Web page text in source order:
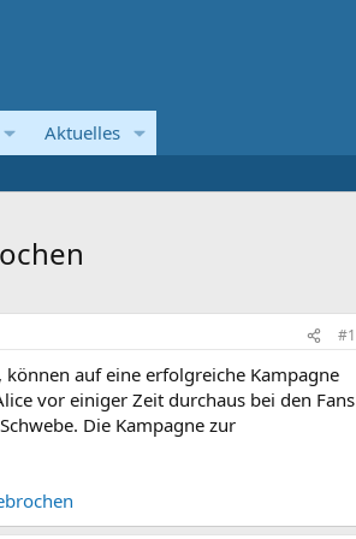
Aktuelles
#1
auf eine erfolgreiche Kampagne
vor einiger Zeit durchaus bei den Fans
Die Kampagne zur